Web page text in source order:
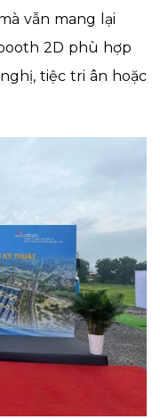
vẫn mang lại
2D phù hợp
tiệc tri ân hoặc